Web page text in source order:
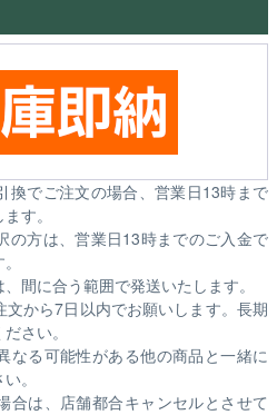
換でご注文の場合、営業日13時まで
す。
の方は、営業日13時までのご入金で
間に合う範囲で発送いたします。
から7日以内でお願いします。長期
さい。
なる可能性がある他の商品と一緒に
。
合は、店舗都合キャンセルとさせて